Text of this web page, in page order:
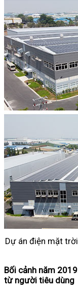
Dự án điện mặt
Bối cảnh năm
từ người tiêu dùng